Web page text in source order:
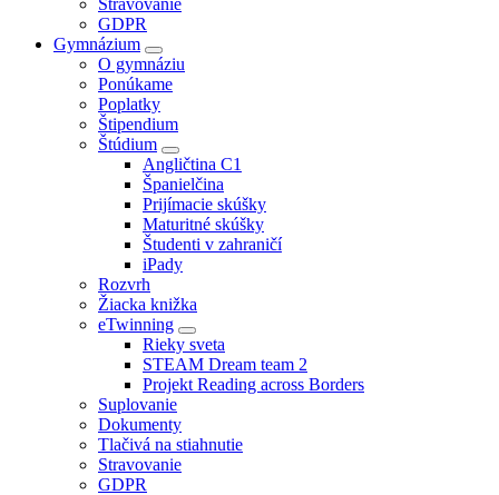
GDPR
Gymnázium
O gymnáziu
Ponúkame
Poplatky
Štipendium
Štúdium
Angličtina C1
Španielčina
Prijímacie skúšky
Maturitné skúšky
Študenti v zahraničí
iPady
Rozvrh
Žiacka knižka
eTwinning
Rieky sveta
STEAM Dream team 2
Projekt Reading across Borders
Suplovanie
Dokumenty
Tlačivá na stiahnutie
Stravovanie
GDPR